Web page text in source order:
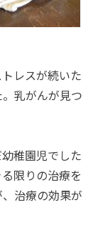
レスが続いた
乳がんが見つ
稚園児でした
限りの治療を
治療の効果が